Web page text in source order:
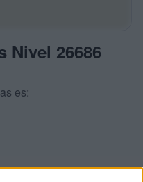
Nivel 26686
es: